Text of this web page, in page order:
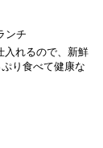
ンチ
るので、新鮮
り食べて健康な